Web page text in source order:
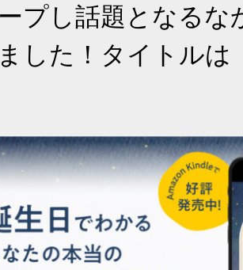
プし話題となるな
した！タイトルは